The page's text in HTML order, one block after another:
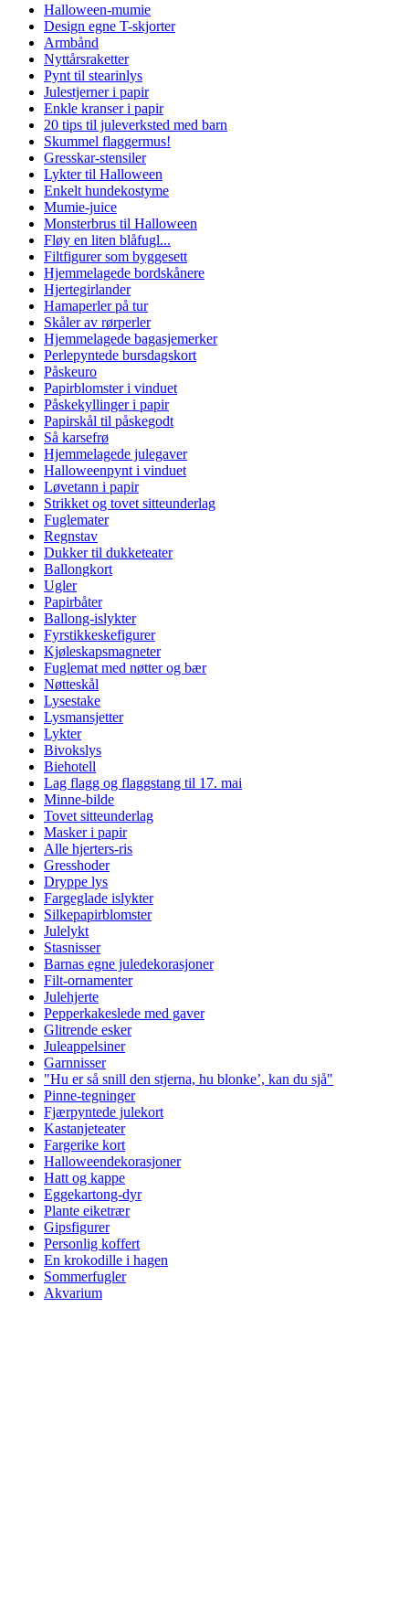
Halloween-mumie
Design egne T-skjorter
Armbånd
Nyttårsraketter
Pynt til stearinlys
Julestjerner i papir
Enkle kranser i papir
20 tips til juleverksted med barn
Skummel flaggermus!
Gresskar-stensiler
Lykter til Halloween
Enkelt hundekostyme
Mumie-juice
Monsterbrus til Halloween
Fløy en liten blåfugl...
Filtfigurer som byggesett
Hjemmelagede bordskånere
Hjertegirlander
Hamaperler på tur
Skåler av rørperler
Hjemmelagede bagasjemerker
Perlepyntede bursdagskort
Påskeuro
Papirblomster i vinduet
Påskekyllinger i papir
Papirskål til påskegodt
Så karsefrø
Hjemmelagede julegaver
Halloweenpynt i vinduet
Løvetann i papir
Strikket og tovet sitteunderlag
Fuglemater
Regnstav
Dukker til dukketeater
Ballongkort
Ugler
Papirbåter
Ballong-islykter
Fyrstikkeskefigurer
Kjøleskapsmagneter
Fuglemat med nøtter og bær
Nøtteskål
Lysestake
Lysmansjetter
Lykter
Bivokslys
Biehotell
Lag flagg og flaggstang til 17. mai
Minne-bilde
Tovet sitteunderlag
Masker i papir
Alle hjerters-ris
Gresshoder
Dryppe lys
Fargeglade islykter
Silkepapirblomster
Julelykt
Stasnisser
Barnas egne juledekorasjoner
Filt-ornamenter
Julehjerte
Pepperkakeslede med gaver
Glitrende esker
Juleappelsiner
Garnnisser
"Hu er så snill den stjerna, hu blonke’, kan du sjå"
Pinne-tegninger
Fjærpyntede julekort
Kastanjeteater
Fargerike kort
Halloweendekorasjoner
Hatt og kappe
Eggekartong-dyr
Plante eiketrær
Gipsfigurer
Personlig koffert
En krokodille i hagen
Sommerfugler
Akvarium